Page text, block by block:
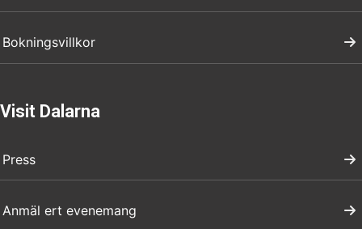
Bokningsvillkor
Visit Dalarna
Press
Anmäl ert evenemang